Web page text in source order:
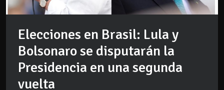
Elecciones en Brasil: Lula y
Bolsonaro se disputarán la
Presidencia en una segunda
vuelta